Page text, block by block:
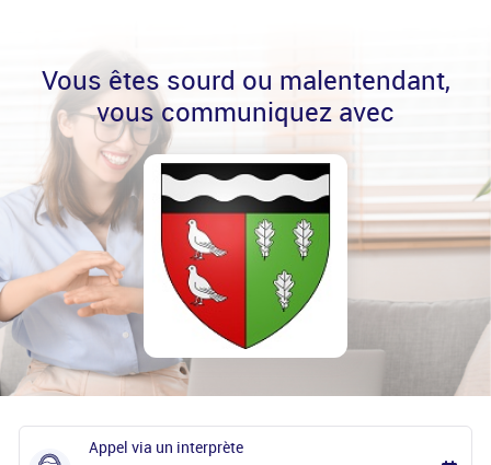
Vous êtes sourd ou malentendant,
vous communiquez avec
Appel via un interprète